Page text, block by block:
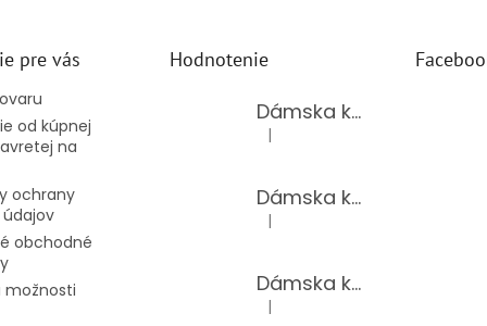
pre vás
od kúpnej
na
ochrany
obchodné
možnosti
Hodnotenie
Dámska kožená kabelka TS-112-14/CHOCO
Hodnotenie produktu je 5 z 5
|
Dámska kožená kabelka TS-112-14/PUDER
Hodnotenie produktu je 5 z 5
|
Dámska kožená kabelka TS-98-141/GOLD
Hodnotenie produktu je 5 z 5
|